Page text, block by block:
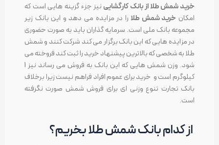
خرید شمش طلا از بانک کارگشایی نیز جزء گزینه هایی است که
امکان خرید شمش طلا را در مزایده می دهد و این بانک زیر
مجموعه بانک ملی است. سرمایه گذاران باید به صورت حضوری
در مزایده هایی که این بانک برگزار می کند شرکت کنند و شمش
طلا به شخصی که بالاترین پیشنهاد خرید را ثبت کند فروخته می
شود. وزن شمش هایی که این بانک به فروش می رساند نیز 1
کیلوگرم است و خرید برای عموم افراد فراهم نیست زیرا برخلاف
بانک تجارت تنوع وزنی ای برای فروش شمش صورت نگرفته
است.
از کدام بانک شمش طلا بخریم؟